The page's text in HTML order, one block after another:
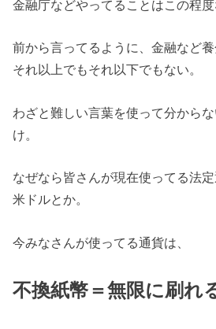
金融庁などやってることはこの程度
前から言ってるように、金融など養
それ以上でもそれ以下でもない。
わざと難しい言葉を使って分から
け。
なぜなら皆さんが現在使ってる法定
米ドルとか。
今みなさんが使ってる通貨は、
不換紙幣＝無限に刷れ